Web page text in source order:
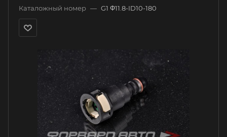
Каталожный номер — G1 Φ11.8-ID10-180